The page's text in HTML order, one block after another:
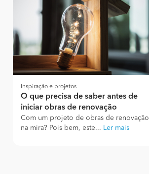
Inspiração e projetos
O que precisa de saber antes de
iniciar obras de renovação
Com um projeto de obras de renovação
na mira? Pois bem, este... Ler mais